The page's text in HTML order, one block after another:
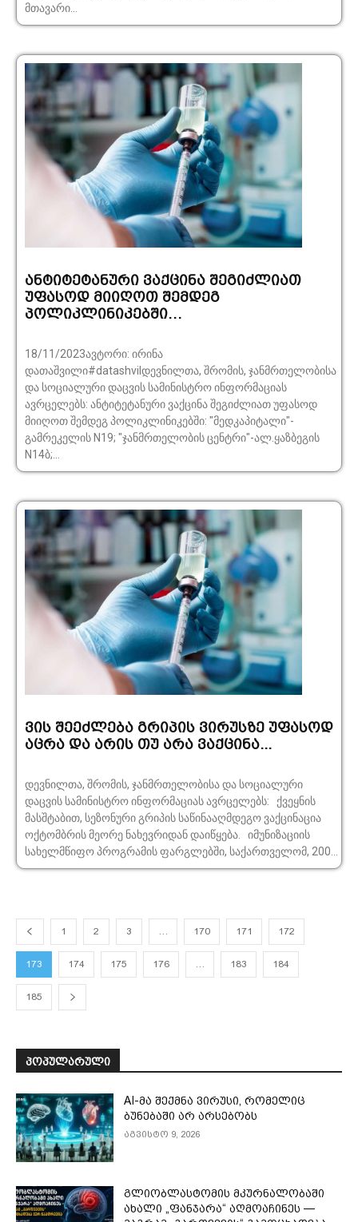
მთავარი...
ანტიტეტანური ვაქცინა შეგიძლიათ
უფასოდ მიიღოთ შემდეგ
პოლიკლინიკებში…
18/11/2023ავტორი: ირინა
დათაშვილი#datashvilდევნილთა, შრომის, ჯანმრთელობისა
და სოციალური დაცვის სამინისტრო ინფორმაციას
ავრცელებს: ანტიტეტანური ვაქცინა შეგიძლიათ უფასოდ
მიიღოთ შემდეგ პოლიკლინიკებში: "მედკაპიტალი"-
გამრეკელის N19; "ჯანმრთელობის ცენტრი"-ალ.ყაზბეგის
N14ბ;...
ვის შეეძლება გრიპის ვირუსზე უფასოდ
აცრა და არის თუ არა ვაქცინა...
დევნილთა, შრომის, ჯანმრთელობისა და სოციალური
დაცვის სამინისტრო ინფორმაციას ავრცელებს: ქვეყნის
მასშტაბით, სეზონური გრიპის საწინააღმდეგო ვაქცინაცია
ოქტომბრის მეორე ნახევრიდან დაიწყება. იმუნიზაციის
სახელმწიფო პროგრამის ფარგლებში, საქართველომ, 200...
1 2 3 … 170 171 172
173 174 175 176 … 183 184
185
ᲞᲝᲞᲣᲚᲐᲠᲣᲚᲘ
AI-მა შექმნა ვირუსი, რომელიც
ბუნებაში არ არსებობს
აგვისტო 9, 2026
გლიობლასტომის მკურნალობაში
ახალი „ფანჯარა“ აღმოაჩინეს —